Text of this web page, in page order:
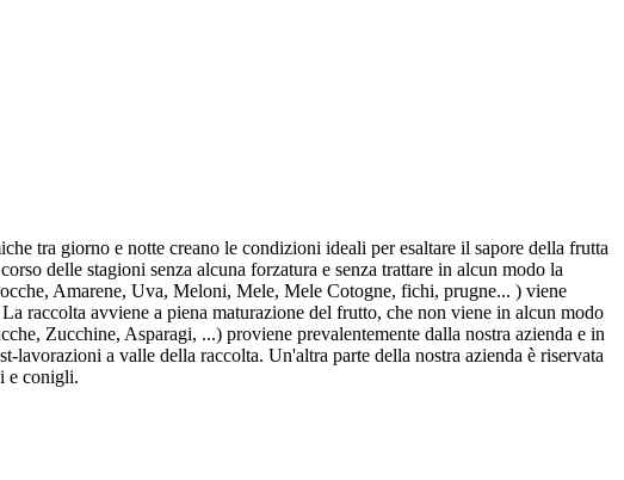
tra giorno e notte creano le condizioni ideali per esaltare il sapore della frutta
delle stagioni senza alcuna forzatura e senza trattare in alcun modo la
Amarene, Uva, Meloni, Mele, Mele Cotogne, fichi, prugne... ) viene
raccolta avviene a piena maturazione del frutto, che non viene in alcun modo
Zucchine, Asparagi, ...) proviene prevalentemente dalla nostra azienda e in
a valle della raccolta. Un'altra parte della nostra azienda è riservata
e conigli.